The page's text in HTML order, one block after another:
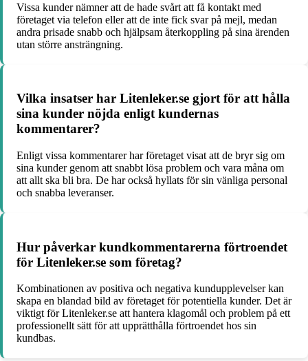
Vissa kunder nämner att de hade svårt att få kontakt med
företaget via telefon eller att de inte fick svar på mejl, medan
andra prisade snabb och hjälpsam återkoppling på sina ärenden
utan större ansträngning.
Vilka insatser har Litenleker.se gjort för att hålla
sina kunder nöjda enligt kundernas
kommentarer?
Enligt vissa kommentarer har företaget visat att de bryr sig om
sina kunder genom att snabbt lösa problem och vara måna om
att allt ska bli bra. De har också hyllats för sin vänliga personal
och snabba leveranser.
Hur påverkar kundkommentarerna förtroendet
för Litenleker.se som företag?
Kombinationen av positiva och negativa kundupplevelser kan
skapa en blandad bild av företaget för potentiella kunder. Det är
viktigt för Litenleker.se att hantera klagomål och problem på ett
professionellt sätt för att upprätthålla förtroendet hos sin
kundbas.